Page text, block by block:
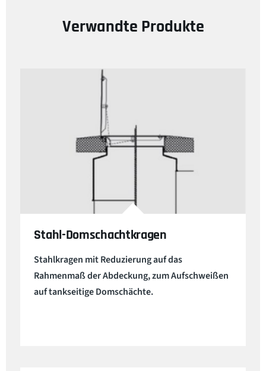
Verwandte Produkte
Stahl-Domschachtkragen
Stahlkragen mit Reduzierung auf das
Rahmenmaß der Abdeckung, zum Aufschweißen
auf tankseitige Domschächte.